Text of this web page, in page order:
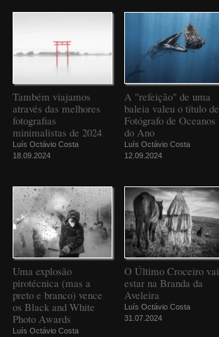
Também viajamos
através das melhores
fotografias
minimalistas de 2024
Luís Octávio Costa
18.09.2024
A "refeição" de uma
baleia valeu o título de
Fotógrafo de Oceanos
do Ano
Luís Octávio Costa
12.09.2024
Uma explosão
pirotécnica (mas a
preto e branco) vence
os Black and White
Photo Awards
Luís Octávio Costa
O Último Croceiro vai
estar na Branda da
Aveleira
Luís Octávio Costa
31.07.2024